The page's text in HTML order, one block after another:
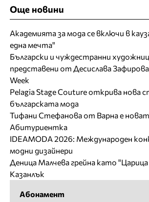
Още новини
Академията за мода се включи в
една мечта"
Български и чуждестранни
представени от Десислава
Week
Pelagia Stage Couture открива нова
българската мода
Тифани Стефанова от Варна е
Абитуриентка
IDEAMODA 2026: Международен
модни дизайнери
Деница Малчева грейна като
Казанлък
Абонамент